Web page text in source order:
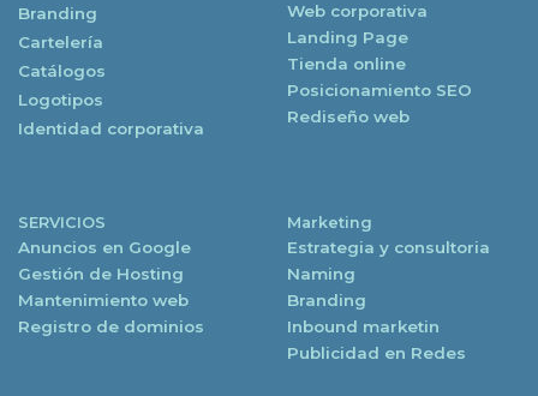
Branding
Cartelería
Catálogos
Logotipos
Identidad corporativa
Web corporativa
Landing Page
Tienda online
Posicionamiento SEO
Rediseño web
SERVICIOS
Anuncios en Google
Gestión de Hosting
Mantenimiento web
Registro de dominios
Marketing
Estrategia y consultoria
Naming
Branding
Inbound marketin
Publicidad en Redes